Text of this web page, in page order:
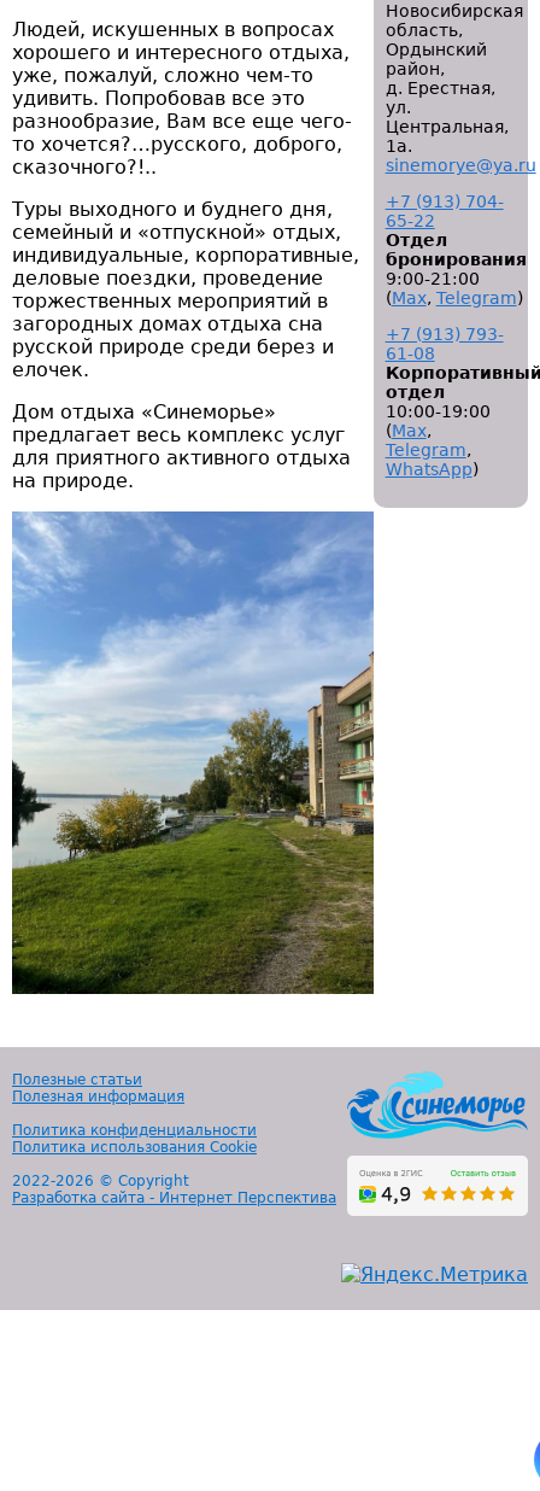
Людей, искушенных в вопросах
хорошего и интересного отдыха,
уже, пожалуй, сложно чем-то
удивить. Попробовав все это
разнообразие, Вам все еще чего-
то хочется?…русского, доброго,
сказочного?!..
Туры выходного и буднего дня,
семейный и «отпускной» отдых,
индивидуальные, корпоративные,
деловые поездки, проведение
торжественных мероприятий в
загородных домах отдыха сна
русской природе среди берез и
елочек.
Дом отдыха «Синеморье»
предлагает весь комплекс услуг
для приятного активного отдыха
на природе.
Новосибирская
область,
Ордынский
район,
д. Ерестная,
ул.
Центральная,
1а.
sinemorye@ya.ru
+7 (913) 704-
65-22
Отдел
бронирования
9:00-21:00
(Мах, Telegram)
+7 (913) 793-
61-08
отдел
10:00-19:00
(Мах,
Telegram,
WhatsApp)
Полезные статьи
Полезная информация
Политика конфиденциальности
Политика использования Cookie
2022-2026 © Copyright
Разработка сайта - Интернет Перспектива